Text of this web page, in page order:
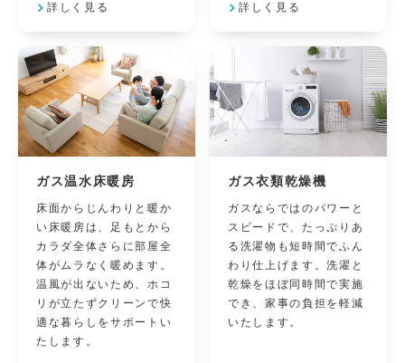
詳しく見る 詳しく見る
ガス温水床暖房
床面からじんわりと暖か
い床暖房は、足もとから
カラダ全体さらに部屋全
体がムラなく暖めます。
温風が出ないため、ホコ
リが立たずクリーンで快
適な暮らしをサポートい
たします。
ガス衣類乾燥機
ガスならではのパワーと
スピードで、たっぷりあ
る洗濯物も短時間でふん
わり仕上げます。洗濯と
乾燥をほぼ同時間で実施
でき、家事の負担を軽減
いたします。